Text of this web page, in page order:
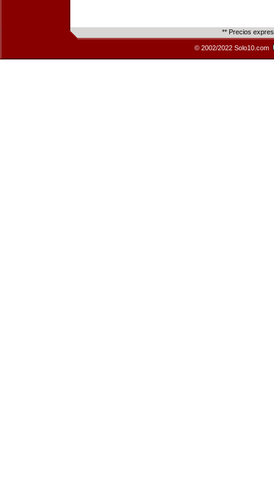
** Precios
© 2002/2022 Solo10.com